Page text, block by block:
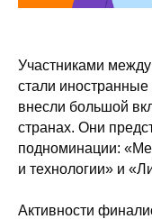
Участниками
стали
внесли большой
странах. Они
подноминации:
и технологии» и
Активности